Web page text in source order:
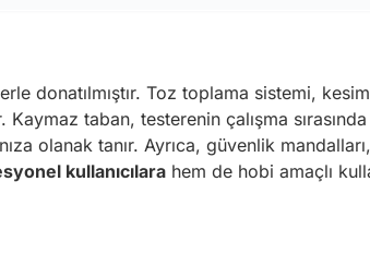
donatılmıştır. Toz toplama sistemi,
taban, testerenin çalışma
olanak tanır. Ayrıca, güvenlik
kullanıcılara hem de hobi amaçlı